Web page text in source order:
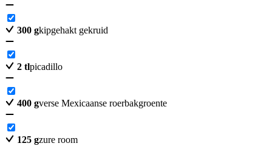
300 gkipgehakt gekruid
2 tlpicadillo
400 gverse Mexicaanse roerbakgroente
125 gzure room